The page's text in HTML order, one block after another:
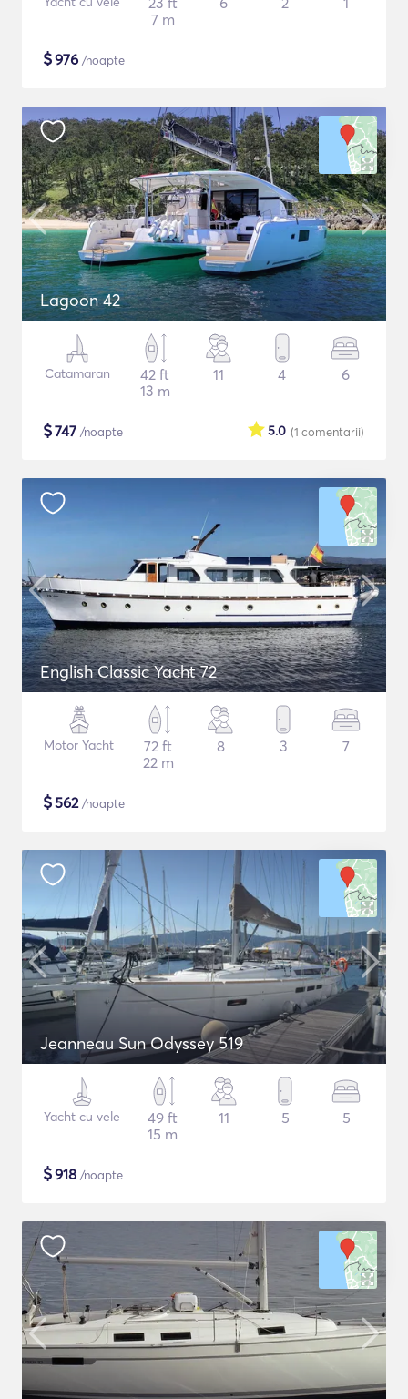
7 m
$976 /noapte
Lagoon 42
Catamaran
42 ft
13 m
11 4 6
$747 /noapte (1 comentarii)
5.0
English Classic Yacht 72
Motor Yacht
72 ft
22 m
8 3 7
$562/noapte
Jeanneau Sun Odyssey 519
Yacht cu vele
49 ft
15 m
11 5 5
$918 /noapte